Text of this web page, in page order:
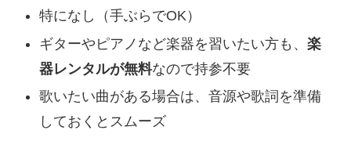
特になし（手ぶらでOK）
ギターやピアノなど楽器を習いたい方も、 楽
器レンタルが無料なので持参不要
歌いたい曲がある場合は、音源や歌詞を準備
しておくとスムーズ